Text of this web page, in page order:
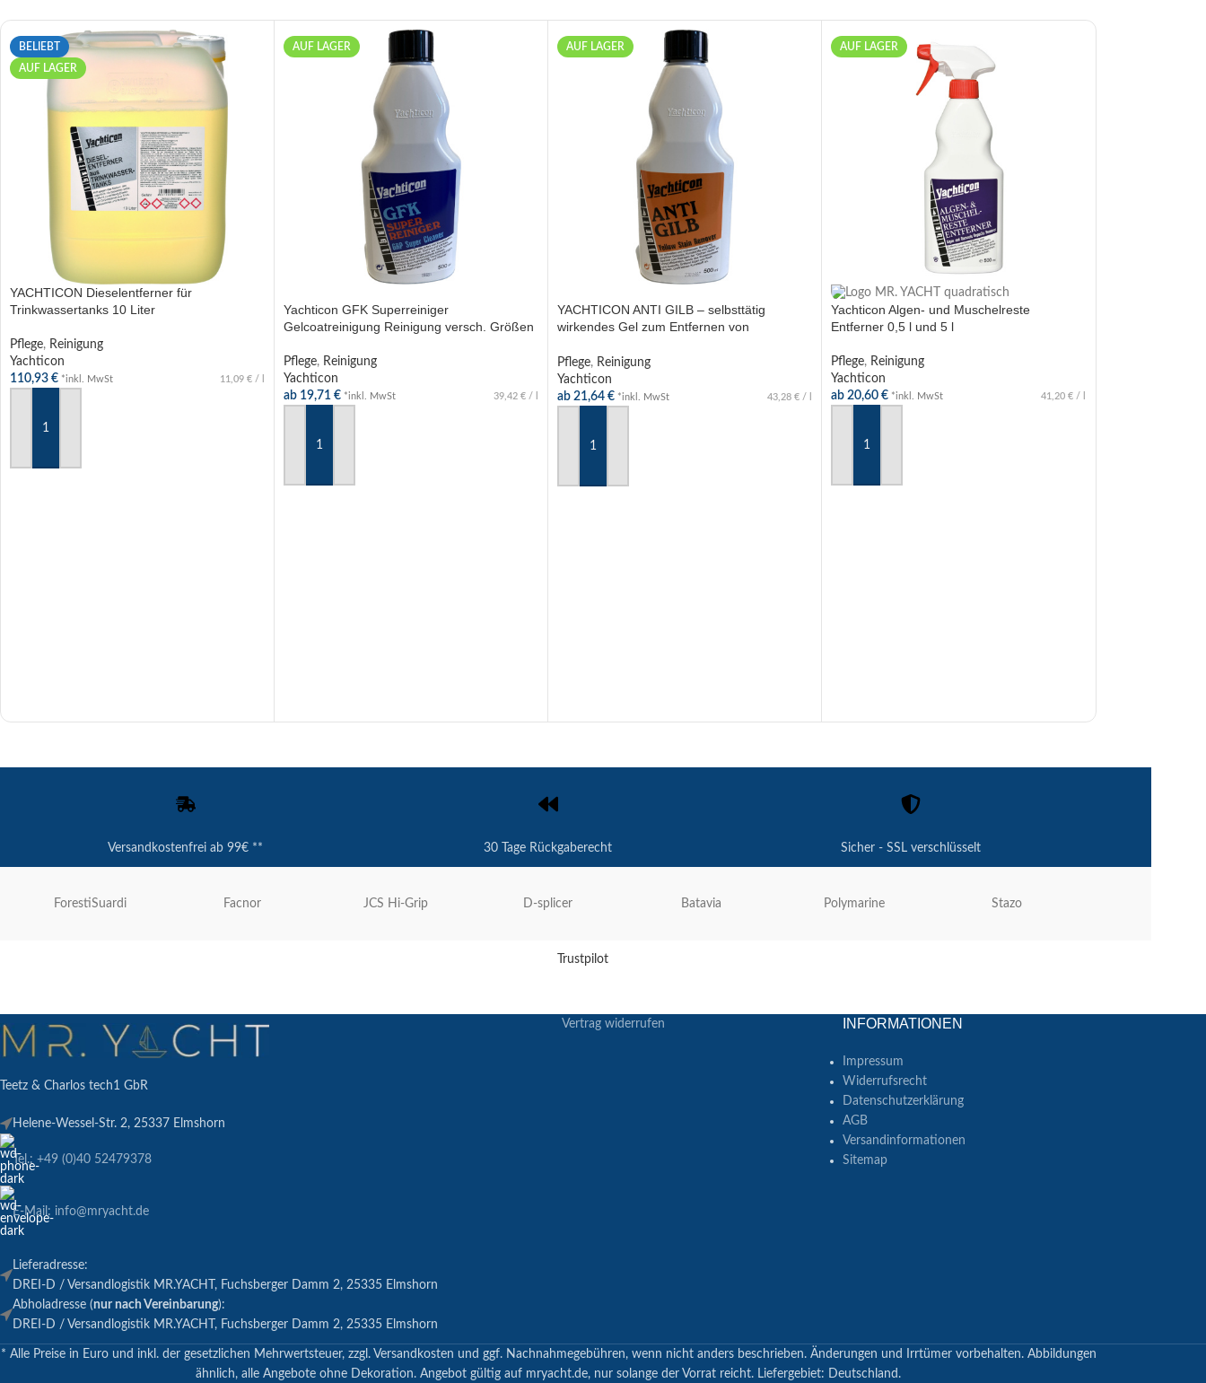
BELIEBT
AUF LAGER
YACHTICON Dieselentferner für
Trinkwassertanks 10 Liter
Pflege, Reinigung
Yachticon
110,93 € *inkl. MwSt 11,09 € /
AUF LAGER
Yachticon GFK Superreiniger
Gelcoatreinigung Reinigung versch. Größen
Pflege, Reinigung
Yachticon
ab 19,71 € *inkl. MwSt 39,42 € /
AUF LAGER
YACHTICON ANTI GILB – selbsttätig
wirkendes Gel zum Entfernen von
Pflege, Reinigung
Yachticon
ab 21,64 € *inkl. MwSt 43,28 € /
AUF LAGER
Yachticon Algen- und Muschelreste
Entferner 0,5 l und 5 l
Pflege, Reinigung
Yachticon
ab 20,60 € *inkl. MwSt 41,20 € /
Versandkostenfrei ab 99€ ** 30 Tage Rückgaberecht Sicher - SSL verschlüsselt
ForestiSuardi Facnor JCS Hi-Grip D-splicer Batavia Polymarine Stazo
Trustpilot
Teetz & Charlos tech1 GbR
Helene-Wessel-Str. 2, 25337 Elmshorn
Tel.: +49 (0)40 52479378
E-Mail: info@mryacht.de
Lieferadresse:
DREI-D / Versandlogistik MR.YACHT, Fuchsberger Damm 2, 25335 Elmshorn
Abholadresse (nur nach Vereinbarung):
DREI-D / Versandlogistik MR.YACHT, Fuchsberger Damm 2, 25335 Elmshorn
Vertrag widerrufen INFORMATIONEN
Impressum
Widerrufsrecht
Datenschutzerklärung
AGB
Versandinformationen
Sitemap
* Alle Preise in Euro und inkl. der gesetzlichen Mehrwertsteuer, zzgl. Versandkosten und ggf. Nachnahmegebühren, wenn nicht anders beschrieben. Änderungen und Irrtümer vorbehalten. Abbildungen
ähnlich, alle Angebote ohne Dekoration. Angebot gültig auf mryacht.de, nur solange der Vorrat reicht. Liefergebiet: Deutschland.